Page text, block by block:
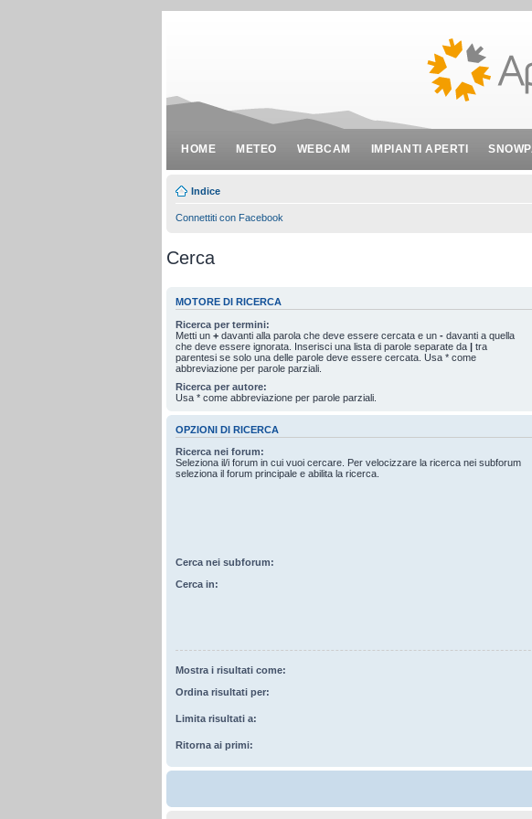
HOME METEO WEBCAM IMPIANTI APERTI
Indice
Connettiti con Facebook
Cerca
MOTORE DI RICERCA
Ricerca per termini:
Metti un + davanti alla parola che deve essere cercata e un - davanti a quella
che deve essere ignorata. Inserisci una lista di parole separate da | tra
parentesi se solo una delle parole deve essere cercata. Usa * come
abbreviazione per parole parziali.
Ricerca per autore:
Usa * come abbreviazione per parole parziali.
OPZIONI DI RICERCA
Ricerca nei forum:
Seleziona il/i forum in cui vuoi cercare. Per velocizzare la ricerca nei subforum
seleziona il forum principale e abilita la ricerca.
Cerca nei subforum:
Cerca in:
Mostra i risultati come:
Ordina risultati per:
Limita risultati a:
Ritorna ai primi: